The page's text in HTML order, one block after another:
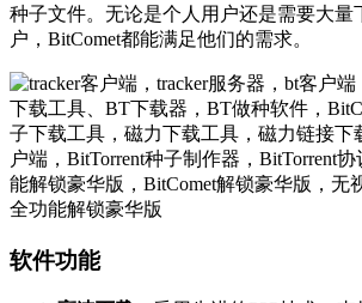
种子文件。无论是个人用户还是需要大量
户，BitComet都能满足他们的需求。
软件功能